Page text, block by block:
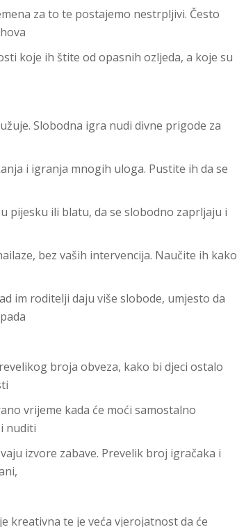
za to te postajemo nestrpljivi. Često
koje ih štite od opasnih ozljeda, a koje su
Slobodna igra nudi divne prigode za
i igranja mnogih uloga. Pustite ih da se
pijesku ili blatu, da se slobodno zaprljaju i
bez vaših intervencija. Naučite ih kako
im roditelji daju više slobode, umjesto da
broja obveza, kako bi djeci ostalo
vrijeme kada će moći samostalno
nuditi
izvore zabave. Prevelik broj igračaka i
kreativna te je veća vjerojatnost da će